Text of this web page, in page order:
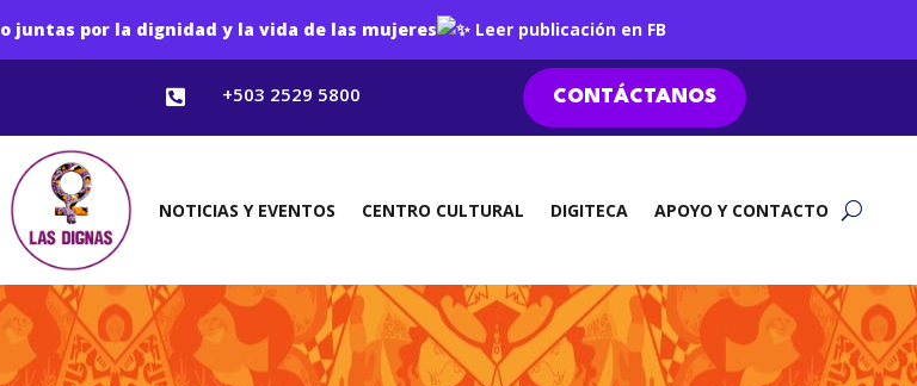
juntas por la dignidad y la vida de las mujeres Leer publicación en FB
 +503 2529 5800 CONTÁCTANOS
NOTICIAS Y EVENTOS CENTRO CULTURAL DIGITECA APOYO Y CONTACTO